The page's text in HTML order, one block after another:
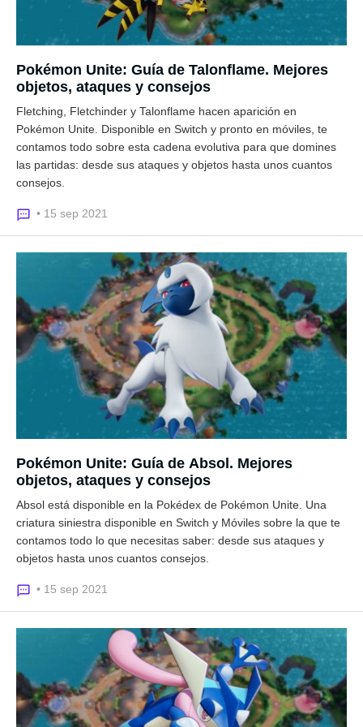
Pokémon Unite: Guía de Talonflame. Mejores
objetos, ataques y consejos
Fletching, Fletchinder y Talonflame hacen aparición en
Pokémon Unite. Disponible en Switch y pronto en móviles, te
contamos todo sobre esta cadena evolutiva para que domines
las partidas: desde sus ataques y objetos hasta unos cuantos
consejos.
• 15 sep 2021
Pokémon Unite: Guía de Absol. Mejores
objetos, ataques y consejos
Absol está disponible en la Pokédex de Pokémon Unite. Una
criatura siniestra disponible en Switch y Móviles sobre la que te
contamos todo lo que necesitas saber: desde sus ataques y
objetos hasta unos cuantos consejos.
• 15 sep 2021